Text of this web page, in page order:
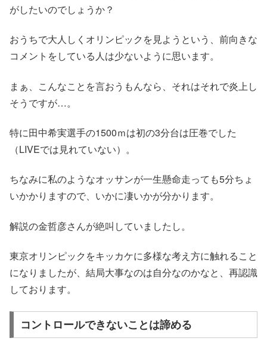
がしたいのでしょうか？
おうちで大人しくオリンピックを見ようという、前向きな
コメントをしている人は少ないように思います。
まぁ、こんなことを言おうもんなら、それはそれで炎上し
そうですが…。
特に田中希実選手の1500ｍは初の3分台は圧巻でした
（LIVEでは見れていない）。
ちなみに私のようなオッサンが一生懸命走っても5分ちょ
いかかりますので、いかに凄いかが分かります。
解説の金哲彦さんが絶叫していましたし。
東京オリンピックをキッカケに多様な考え方に触れること
になりましたが、結局大事なのは自分なのかなと、再認識
しております。
コントロールできないことは諦める